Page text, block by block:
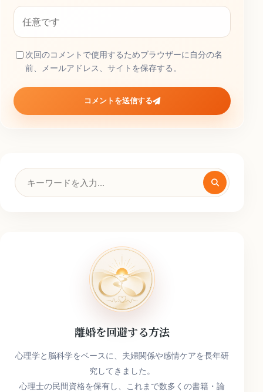
次回のコメントで使用するためブラウザーに自分の名
前、メールアドレス、サイトを保存する。
コメントを送信する
検
索
離婚を回避する方法
心理学と脳科学をベースに、夫婦関係や感情ケアを長年研
究してきました。
心理士の民間資格を保有し、これまで数多くの書籍・論